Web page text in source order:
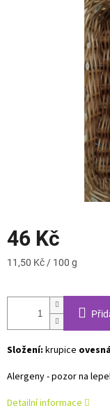
46 Kč
Měrná
11,50 Kč / 100 g
Složení: krupice
Alergeny - pozor na
Detailní informace